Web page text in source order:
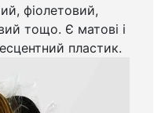
фіолетовий,
тощо. Є матові і
пластик.